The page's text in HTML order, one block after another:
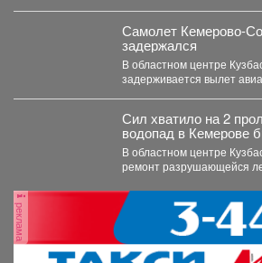
Самолет Кемерово-
задержался
В областном центре
задерживается вылет
Сил хватило на 2
водопад в Кемерове
ремонта
В областном центре
ремонт разрушающейся
реклама